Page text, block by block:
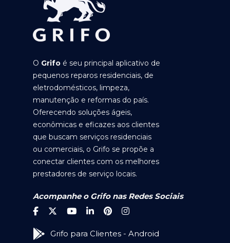
O Grifo é seu principal aplicativo de
pequenos reparos residenciais, de
eletrodomésticos, limpeza,
manutenção e reformas do país.
Oferecendo soluções ágeis,
econômicas e eficazes aos clientes
que buscam serviços residenciais
ou comerciais, o Grifo se propõe a
conectar clientes com os melhores
prestadores de serviço locais.
Acompanhe o Grifo nas Redes Sociais
Grifo para Clientes - Android